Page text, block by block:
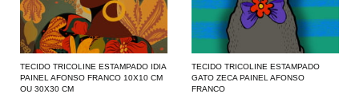
TECIDO TRICOLINE ESTAMPADO IDIA
PAINEL AFONSO FRANCO 10X10 CM
OU 30X30 CM
TECIDO TRICOLINE ESTAMPADO
GATO ZECA PAINEL AFONSO
FRANCO